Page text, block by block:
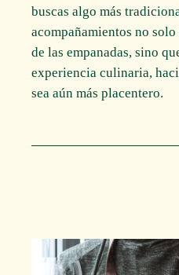
buscas algo más
acompañamientos no
de las empanadas, sino
experiencia culinaria,
sea aún más placentero.